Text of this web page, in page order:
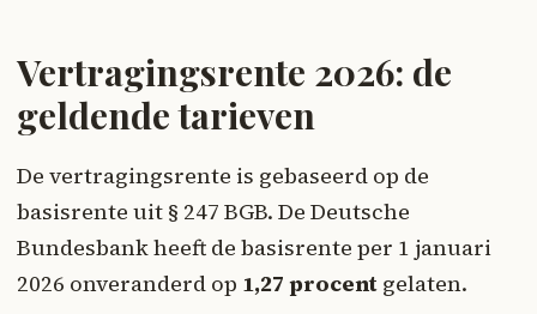
Vertragingsrente 2026: de
geldende tarieven
De vertragingsrente is gebaseerd op de
basisrente uit § 247 BGB. De Deutsche
Bundesbank heeft de basisrente per 1 januari
2026 onveranderd op 1,27 procent gelaten.